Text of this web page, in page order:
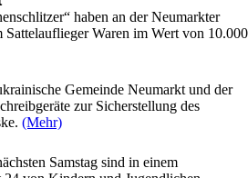
haben an der Neumarkter
Sattelauflieger Waren im Wert von 10.000
Gemeinde Neumarkt und der
zur Sicherstellung des
(Mehr)
Samstag sind in einem